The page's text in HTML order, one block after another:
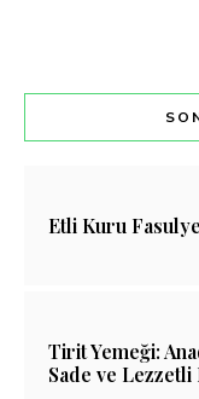
Etli Kuru
Tirit Yemeği:
Sade ve